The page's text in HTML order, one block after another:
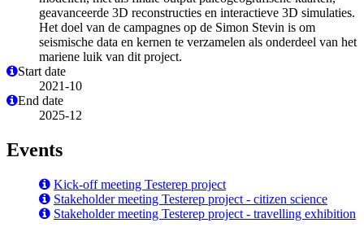
geavanceerde 3D reconstructies en interactieve 3D simulaties.
Het doel van de campagnes op de Simon Stevin is om
seismische data en kernen te verzamelen als onderdeel van het
mariene luik van dit project.
Start date
2021-10
End date
2025-12
Events
Kick-off meeting Testerep project
Stakeholder meeting Testerep project - citizen science
Stakeholder meeting Testerep project - travelling exhibition